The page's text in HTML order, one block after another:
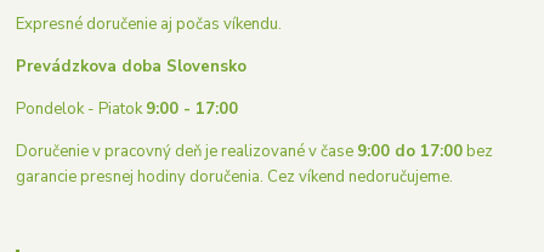
Expresné doručenie aj počas víkendu.
Prevádzkova doba Slovensko
Pondelok - Piatok9:00 - 17:00
Doručenie v pracovný deň je realizované v čase 9:00 do 17:00bez
garancie presnej hodiny doručenia. Cez víkend nedoručujeme.